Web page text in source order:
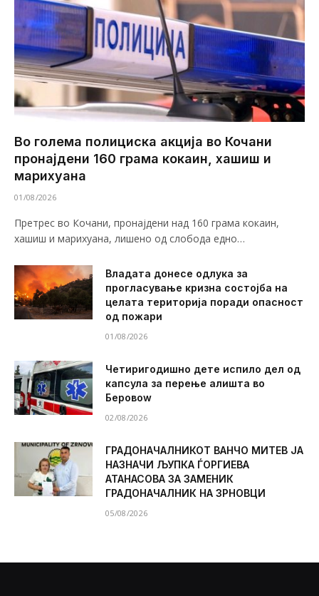
Во голема полициска акција во Кочани
пронајдени 160 грама кокаин, хашиш и
марихуана
01/08/2026
Претрес во Кочани, пронајдени над 160 грама кокаин,
хашиш и марихуана, лишено од слобода едно…
Владата донесе одлука за
прогласување кризна состојба на
целата територија поради опасност
од пожари
01/08/2026
Четиригодишно дете испило дел од
капсула за перење алишта во
Беровоw
02/08/2026
ГРАДОНАЧАЛНИКОТ ВАНЧО МИТЕВ ЈА
НАЗНАЧИ ЉУПКА ЃОРГИЕВА
АТАНАСОВА ЗА ЗАМЕНИК
ГРАДОНАЧАЛНИК НА ЗРНОВЦИ
05/08/2026